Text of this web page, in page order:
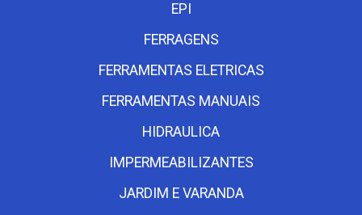
EPI
FERRAGENS
FERRAMENTAS ELETRICAS
FERRAMENTAS MANUAIS
HIDRAULICA
IMPERMEABILIZANTES
JARDIM E VARANDA